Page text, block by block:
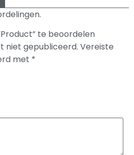
te beoordelen
niet gepubliceerd. Vereiste
met *